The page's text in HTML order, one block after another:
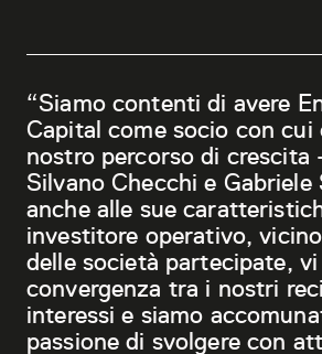
“Siamo contenti di avere
Capital come socio con cui
nostro percorso di crescita
Silvano Checchi e Gabriele
anche alle sue
investitore operativo,
delle società partecipate,
convergenza tra i nostri
interessi e siamo
passione di svolgere con